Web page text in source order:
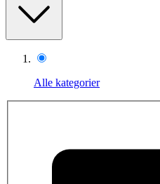
Alle kategorier